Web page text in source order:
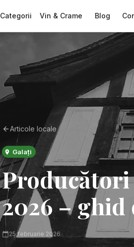
Categorii Vin & Crame Blog
Articole locale
Galați
2026 –
25 februarie 2026